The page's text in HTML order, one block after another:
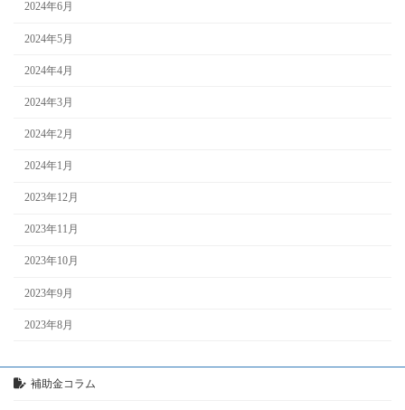
2024年6月
2024年5月
2024年4月
2024年3月
2024年2月
2024年1月
2023年12月
2023年11月
2023年10月
2023年9月
2023年8月
補助金コラム